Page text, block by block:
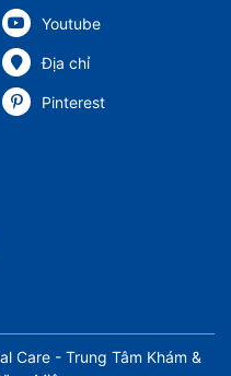
Youtube
Địa chỉ
Pinterest
Care - Trung Tâm Khám &